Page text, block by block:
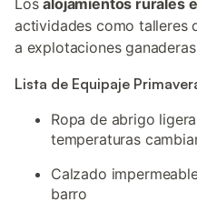
Losalojamientos rurales
actividades como talleres
a explotaciones
Lista de Equipaje
Ropa de abrigo
temperaturas
Calzado
barro